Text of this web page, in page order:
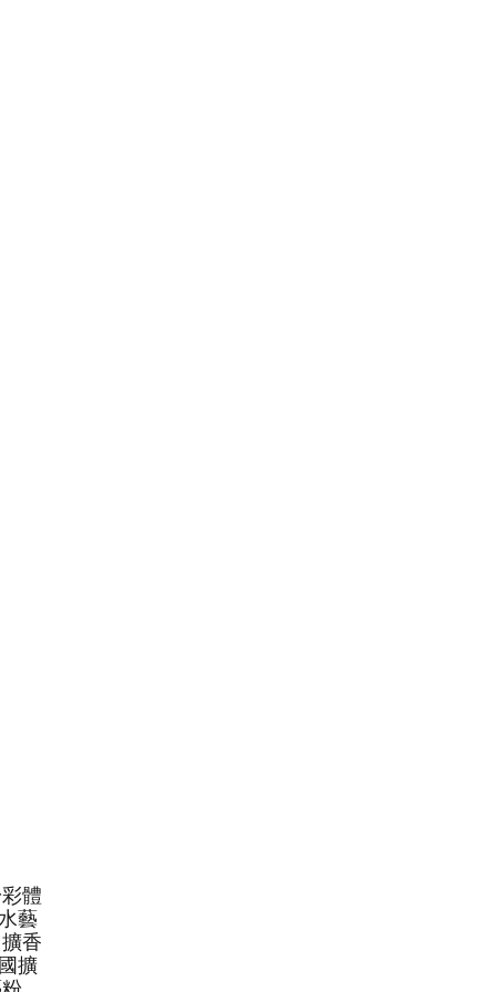
體
藝
香
擴